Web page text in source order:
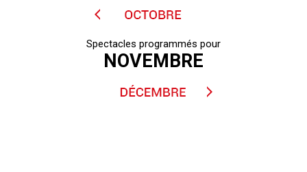
Spectacles programmés pour
NOVEMBRE